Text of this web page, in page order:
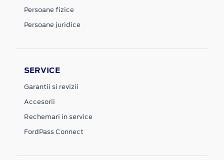
Persoane fizice
Persoane juridice
SERVICE
Garantii si revizii
Accesorii
Rechemari in service
FordPass Connect